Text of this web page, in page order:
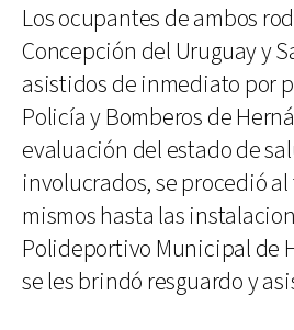
Los ocupantes de ambos
Concepción del Uruguay y
asistidos de inmediato por
Policía y Bomberos de
evaluación del estado de
involucrados, se procedió
mismos hasta las
Polideportivo Municipal de
se les brindó resguardo y